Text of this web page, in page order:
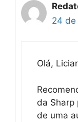
24 de
Olá,
da Sharp
de uma